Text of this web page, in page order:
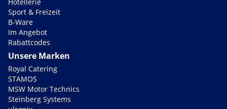
Hotellerie
Sport & Freizeit
B-Ware
Im Angebot
Rabattcodes
Unsere Marken
Royal Catering
STAMOS
MSW Motor Technics
Steinberg Systems